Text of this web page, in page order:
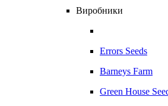
Виробники
Errors Seeds
Barneys Farm
Green House